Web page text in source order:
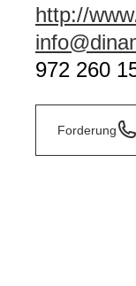
http://
972 260
Forderung